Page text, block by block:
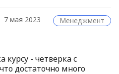
7 мая 2023 Менеджмент
- четверка с
достаточно много